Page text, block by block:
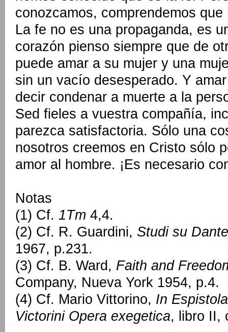
conozcamos, comprendemos
La fe no es una propaganda, es
corazón pienso siempre que de
puede amar a su mujer y una
sin un vacío desesperado. Y
decir condenar a muerte a la
Sed fieles a vuestra compañía,
parezca satisfactoria. Sólo una
nosotros creemos en Cristo sólo
amor al hombre. ¡Es necesario
Notas
(1) Cf. 1Tm 4,4.
(2) Cf. R. Guardini, Studi su
1967, p.231.
(3) Cf. B. Ward, Faith and
Company, Nueva York 1954, p.4.
(4) Cf. Mario Vittorino, In
Victorini Opera exegetica, libro II,